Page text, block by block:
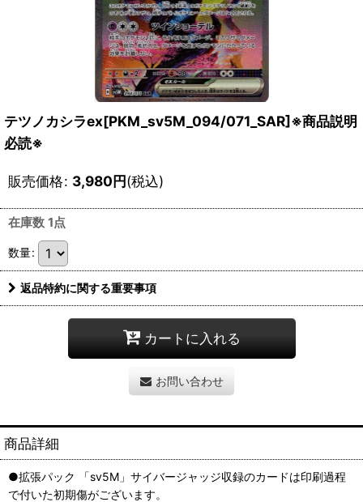
テツノカシラex[PKM_sv5M_094/071_SAR]※商品説明
必読※
販売価格: 3,980円(税込)
在庫数 1点
数量:
返品特約に関する重要事項
カートに入れる
お問い合わせ
商品詳細
●拡張パック 「sv5M」サイバージャッジ収録のカードは印刷過程
で付いた初期傷がございます。